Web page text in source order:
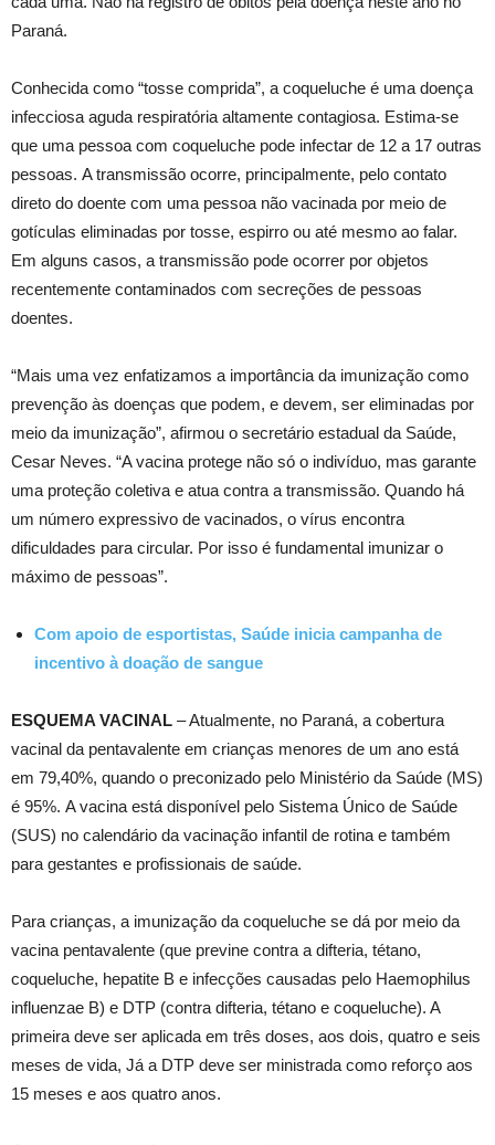
Paraná.
Conhecida como “tosse comprida”, a coqueluche é uma doença
infecciosa aguda respiratória altamente contagiosa. Estima-se
que uma pessoa com coqueluche pode infectar de 12 a 17 outras
pessoas. A transmissão ocorre, principalmente, pelo contato
direto do doente com uma pessoa não vacinada por meio de
gotículas eliminadas por tosse, espirro ou até mesmo ao falar.
Em alguns casos, a transmissão pode ocorrer por objetos
recentemente contaminados com secreções de pessoas
doentes.
“Mais uma vez enfatizamos a importância da imunização como
prevenção às doenças que podem, e devem, ser eliminadas por
meio da imunização”, afirmou o secretário estadual da Saúde,
Cesar Neves. “A vacina protege não só o indivíduo, mas garante
uma proteção coletiva e atua contra a transmissão. Quando há
um número expressivo de vacinados, o vírus encontra
dificuldades para circular. Por isso é fundamental imunizar o
máximo de pessoas”.
Com apoio de esportistas, Saúde inicia campanha de
incentivo à doação de sangue
ESQUEMA VACINAL – Atualmente, no Paraná, a cobertura
vacinal da pentavalente em crianças menores de um ano está
em 79,40%, quando o preconizado pelo Ministério da Saúde (MS)
é 95%. A vacina está disponível pelo Sistema Único de Saúde
(SUS) no calendário da vacinação infantil de rotina e também
para gestantes e profissionais de saúde.
Para crianças, a imunização da coqueluche se dá por meio da
vacina pentavalente (que previne contra a difteria, tétano,
coqueluche, hepatite B e infecções causadas pelo Haemophilus
influenzae B) e DTP (contra difteria, tétano e coqueluche). A
primeira deve ser aplicada em três doses, aos dois, quatro e seis
meses de vida, Já a DTP deve ser ministrada como reforço aos
15 meses e aos quatro anos.